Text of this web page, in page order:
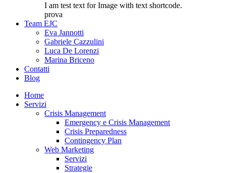
I am test text for Image with text shortcode.
prova
Team EJC
Eva Jannotti
Gabriele Cazzulini
Luca De Lorenzi
Marina Briceno
Contatti
Blog
Home
Servizi
Crisis Management
Emergency e Crisis Management
Crisis Preparedness
Contingency Plan
Web Marketing
Servizi
Strategie